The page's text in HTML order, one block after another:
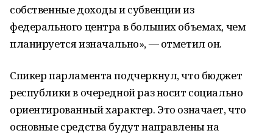
собственные доходы и субвенции из
федерального центра в больших объемах, чем
планируется изначально», — отметил он.
Спикер парламента подчеркнул, что бюджет
республики в очередной раз носит социально
ориентированный характер. Это означает, что
основные средства будут направлены на